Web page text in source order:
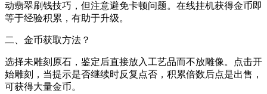
动翡翠刷钱技巧，但注意避免卡顿问题。在线挂机获得金币即
等于经验积累，有助于升级。
二、金币获取方法？
选择未雕刻原石，鉴定后直接放入工艺品而不放雕像。点击开
始雕刻，当提示是否继续时反复点否，积累倍数后点是出售，
可获得大量金币。